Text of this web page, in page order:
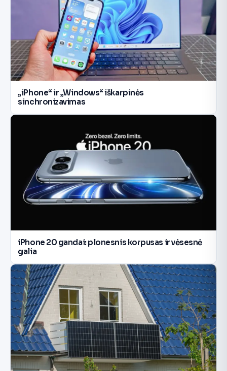
„iPhone“ ir „Windows“ iškarpinės
sinchronizavimas
iPhone 20 gandai: plonesnis korpusas ir vėsesnė
galia